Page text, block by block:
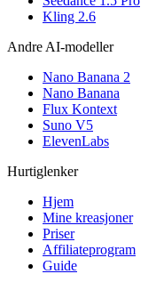
Kling 2.6
Andre AI-modeller
Nano Banana 2
Nano Banana
Flux Kontext
Suno V5
ElevenLabs
Hurtiglenker
Hjem
Mine kreasjoner
Priser
Affiliateprogram
Guide